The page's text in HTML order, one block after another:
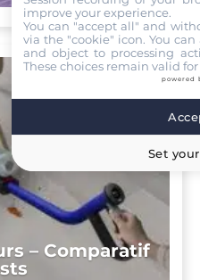
– Comparatif
improve your experience.
You can "accept all" and
via the "cookie" icon. You
and object to processing
These choices remain valid
powered
Set